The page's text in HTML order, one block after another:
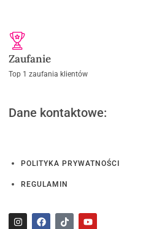
Zaufanie
Top 1 zaufania klientów
Dane kontaktowe:
POLITYKA PRYWATNOŚCI
REGULAMIN